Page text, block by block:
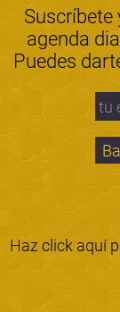
Suscríbete
agenda
Puedes
Haz click aquí